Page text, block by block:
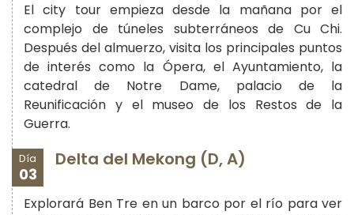
El city tour empieza desde la mañana por el
complejo de túneles subterráneos de Cu Chi.
Después del almuerzo, visita los principales puntos
de interés como la Ópera, el Ayuntamiento, la
catedral de Notre Dame, palacio de la
Reunificación y el museo de los Restos de la
Guerra.
Día
03
Delta del Mekong (D, A)
Explorará Ben Tre en un barco por el río para ver